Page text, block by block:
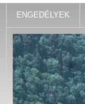
ENGEDÉLYEK